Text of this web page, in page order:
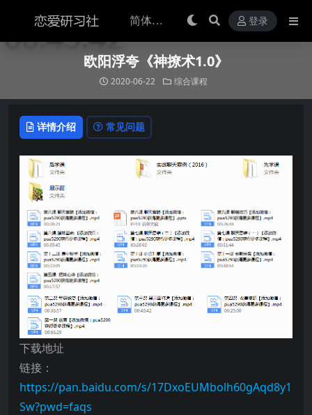
登录
欧阳浮夸《神撩术1.0》
2020-06-22 综合课程
详情介绍 常见问题
下载地址
链接：
https://pan.baidu.com/s/17DxoEUMbolh60gAqd8y1
Sw?pwd=faqs